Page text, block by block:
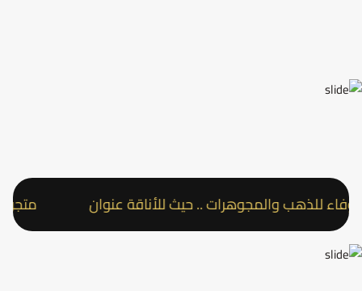
للذهب والمجوهرات .. حيث للأناقة عنوان متجر